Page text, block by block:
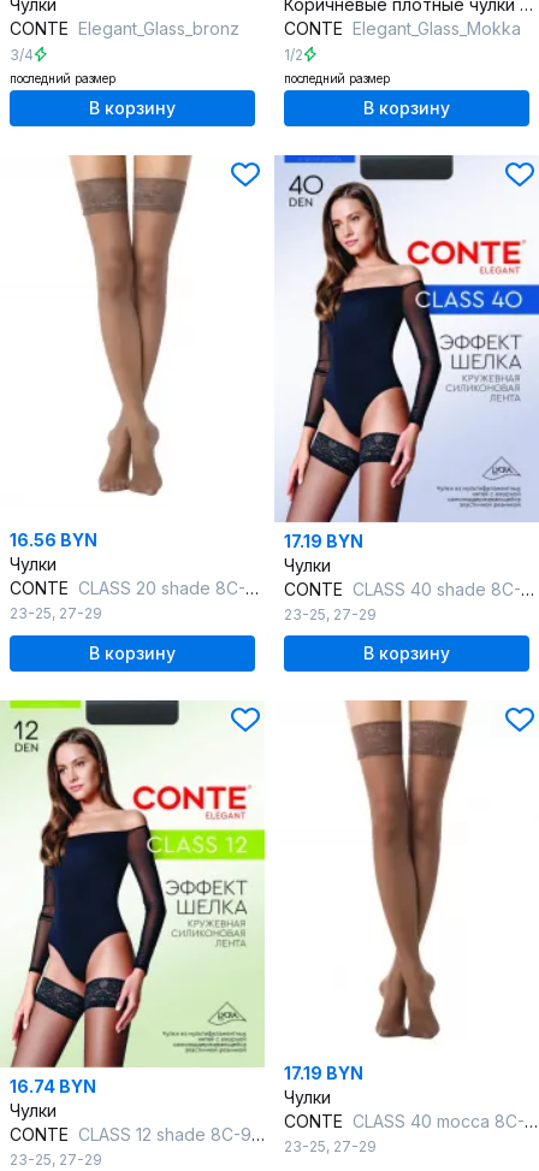
Чулки
CONTE Elegant_Glass_bronz
3/4
последний размер
В корзину
Коричневые плотные чулки из мультифиламента
CONTE Elegant_Glass_Mokka
1/2
последний размер
В корзину
16.56 BYN
Чулки
CONTE CLASS 20 shade 8С-90СП CONTE CLASS 20
23-25, 27-29
В корзину
17.19 BYN
Чулки
CONTE CLASS 40 shade 8С-91СП CONTE CLASS 40
23-25, 27-29
В корзину
16.74 BYN
Чулки
CONTE CLASS 12 shade 8С-94СП CONTE CLASS 12
23-25, 27-29
17.19 BYN
Чулки
CONTE CLASS 40 mocca 8С-91СП CONTE CLASS 40
23-25, 27-29